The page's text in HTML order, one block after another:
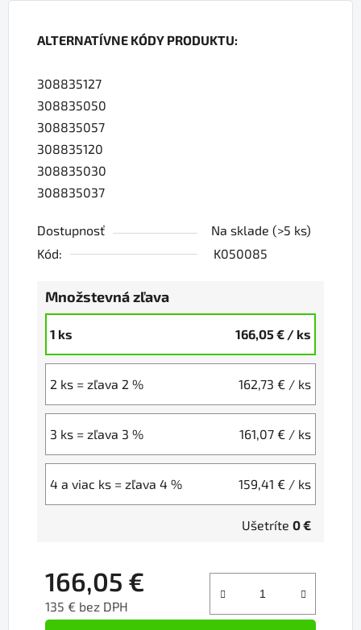
ALTERNATÍVNE KÓDY PRODUKTU:
308835127
308835050
308835057
308835120
308835030
308835037
Dostupnosť Na sklade (>5 ks)
Kód:
K050085
Množstevná zľava
1 ks 166,05 € / ks
2 ks = zľava 2 % 162,73 € / ks
3 ks = zľava 3 % 161,07 € / ks
4 a viac ks = zľava 4 % 159,41 € / ks
Ušetríte 0 €
166,05 €
135 € bez DPH